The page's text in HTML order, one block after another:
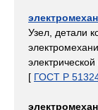
Узел, детали
электрической
[ ГОСТ Р